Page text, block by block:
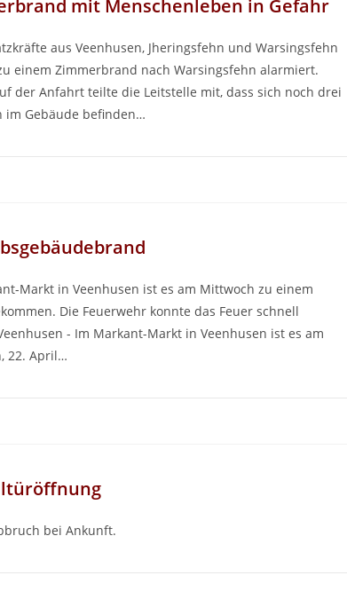
mit Menschenleben in Gefahr
aus Veenhusen, Jheringsfehn und Warsingsfehn
einem Zimmerbrand nach Warsingsfehn alarmiert.
der Anfahrt teilte die Leitstelle mit, dass sich noch drei
im Gebäude befinden…
Markt in Veenhusen ist es am Mittwoch zu einem
Die Feuerwehr konnte das Feuer schnell
- Im Markant-Markt in Veenhusen ist es am
22. April…
bei Ankunft.